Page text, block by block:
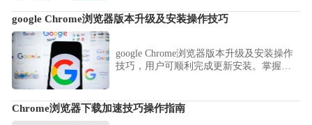
移动数据开销。
google Chrome浏览器版本升级及安装操作技巧
google Chrome浏览器版本升级及安装操作
技巧，用户可顺利完成更新安装。掌握经
Chrome浏览器下载加速技巧操作指南